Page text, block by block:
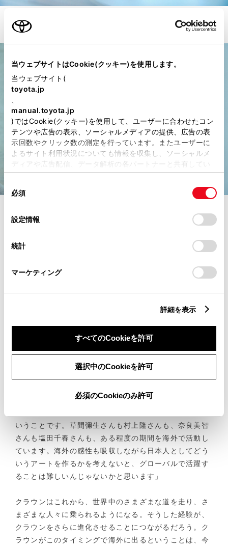
当ウェブサイトはCookie(クッキー)を使用します。
当ウェブサイト(
toyota.jp
manual.toyota.jp
)ではCookie(クッキー)を使用して、ユーザーに合わせたコン
テンツや広告の表示、ソーシャルメディアの提供、広告の表
示回数やクリック数の測定を行っています。またユーザーに
よるサイト利用状況についても情報を収集し、ソーシャルメ
ディアや広告配信、データ解析の各パートナーと共有してい
ます。各パートナーは、ここで収集された情報とユーザーが
各パートナーに提供した他の情報、ユーザーが各パートナー
のサービスを使用したときに収集した他の情報を組み合わせ
るとCookie(クッキー)に同意したこととなります。
「すべてのCookieを許可」をクリックすることで、お客様の
デバイスにすべてのCookie(クッキー)が保存されることに同
設定の変更、同意を撤回したりするにあたっては、当社の「
」をご覧ください。
同
意
必須
設定情報
統計
マーケティング
詳細を表示
すべてのCookieを許可
選択中のCookieを許可
必須のCookieのみ許可
ン（スポーツ）のドライブがインプレッシブだったからか、森本はさり
挑戦というのは、クラウンというモデルのテーマでもあ
ルを提案するという革新に挑んでいる。そして今回のク
グローバルに展開する、というくだりで、森本の瞳に光
れぞれ理由があると思います。ただひとつだけ共通して
いうことです。草間彌生さんも村上隆さんも、奈良美智
さんも塩田千春さんも、ある程度の期間を海外で活動し
ています。海外の感性も吸収しながら日本人としてどう
いうアートを作るかを考えないと、グローバルで活躍す
ることは難しいんじゃないかと思います」
クラウンはこれから、世界中のさまざまな道を走り、さ
まざまな人々に乗られるようになる。そうした経験が、
クラウンをさらに進化させることにつながるだろう。ク
ラウンがこのタイミングで海外に出るということは、今